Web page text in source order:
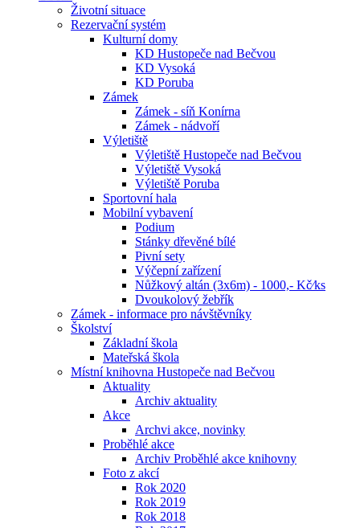
Životní situace
Rezervační systém
Kulturní domy
KD Hustopeče nad Bečvou
KD Vysoká
KD Poruba
Zámek
Zámek - síň Konírna
Zámek - nádvoří
Výletiště
Výletiště Hustopeče nad Bečvou
Výletiště Vysoká
Výletiště Poruba
Sportovní hala
Mobilní vybavení
Podium
Stánky dřevěné bílé
Pivní sety
Výčepní zařízení
Nůžkový altán (3x6m) - 1000,- Kč⁄ks
Dvoukolový žebřík
Zámek - informace pro návštěvníky
Školství
Základní škola
Mateřská škola
Místní knihovna Hustopeče nad Bečvou
Aktuality
Archiv aktuality
Akce
Archvi akce, novinky
Proběhlé akce
Archiv Proběhlé akce knihovny
Foto z akcí
Rok 2020
Rok 2019
Rok 2018